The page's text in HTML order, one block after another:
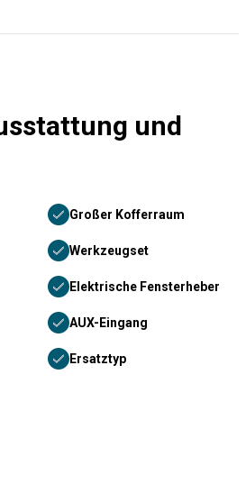
und
Großer Kofferraum
Werkzeugset
Elektrische Fensterheber
AUX-Eingang
Ersatztyp